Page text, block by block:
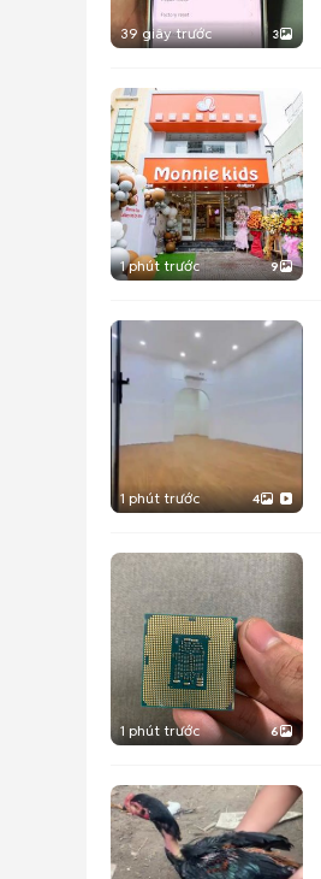
39 giây trước 3
1 phút trước 9
1 phút trước 4
1 phút trước 6